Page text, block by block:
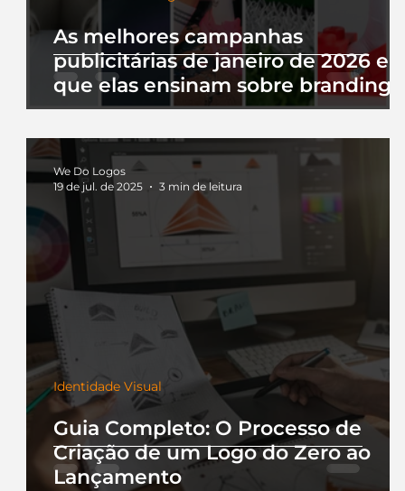
As melhores campanhas
publicitárias de janeiro de 2026 e
que elas ensinam sobre branding
Guia Completo: O Processo de
Criação de um Logo do Zero ao
Lançamento
Identidade Visual
We Do Logos
19 de jul. de 2025
3 min de leitura